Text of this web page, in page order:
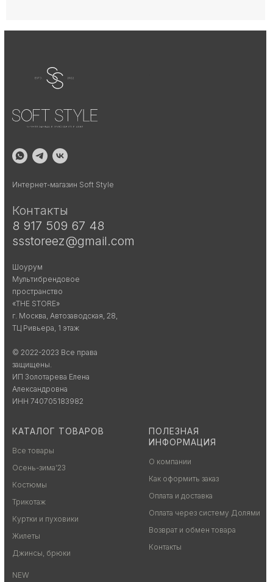
Интернет-магазин Soft Style
Контакты
8 917 509 67 48
ssstoreez@gmail.com
Шоурум
Мультибрендовое
пространство
«THE STORE»
г. Москва, Автозаводская, 28,
ТЦ Ривьера, 1 этаж
© 2022-2023 Все права
защищены.
ИП Золотарева Елена
Александровна
ИНН 740705183982
КАТАЛОГ ТОВАРОВ
Все товары
Осень-зима’23
Костюмы
Трикотаж
Куртки и пуховики
Жилеты
Джинсы, брюки
NEW
ПОЛЕЗНАЯ
ИНФОРМАЦИЯ
О компании
Как оформить заказ
Оплата и доставка
Оплата через систему Долями
Возврат и обмен товара
Контакты